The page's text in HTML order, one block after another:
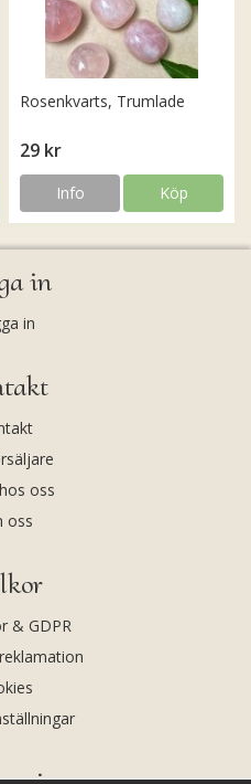
Rosenkvarts, Trumlade
29 kr
Info Köp
in
in
oss
oss
& GDPR